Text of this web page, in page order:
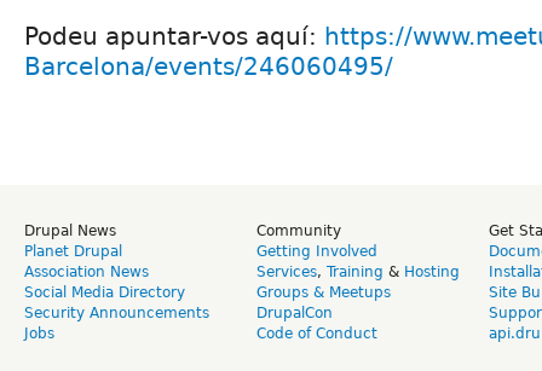
Podeu apuntar-vos aquí: https://
Barcelona/events/246060495/
Drupal News
Planet Drupal
Association News
Social Media Directory
Security Announcements
Jobs
Community
Getting Involved
Services, Training & Hosting
Groups & Meetups
DrupalCon
Code of Conduct
Get
Site